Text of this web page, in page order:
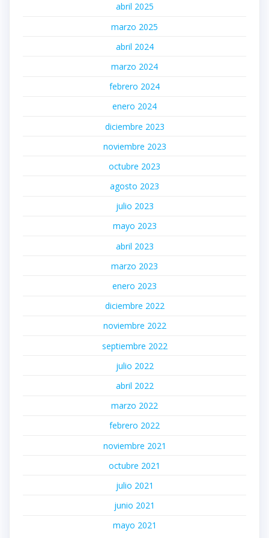
abril 2025
marzo 2025
abril 2024
marzo 2024
febrero 2024
enero 2024
diciembre 2023
noviembre 2023
octubre 2023
agosto 2023
julio 2023
mayo 2023
abril 2023
marzo 2023
enero 2023
diciembre 2022
noviembre 2022
septiembre 2022
julio 2022
abril 2022
marzo 2022
febrero 2022
noviembre 2021
octubre 2021
julio 2021
junio 2021
mayo 2021